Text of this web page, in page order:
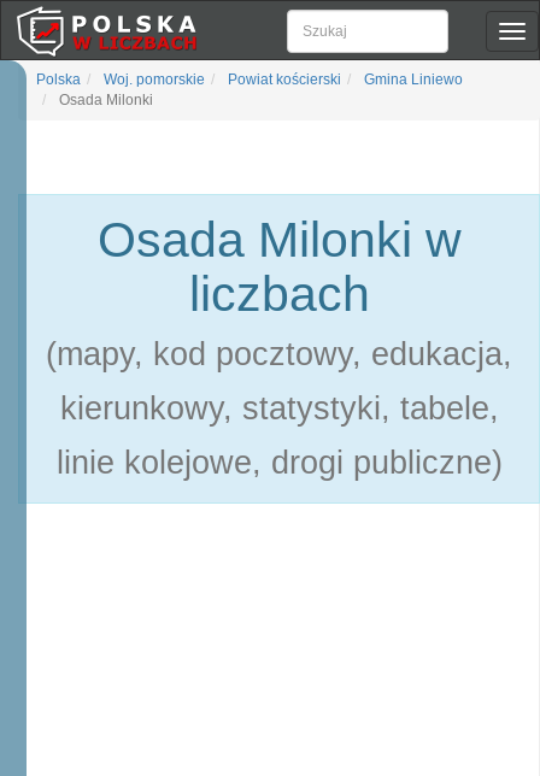
Polska Woj. pomorskie Powiat kościerski
Gmina Liniewo
Osada Milonki
Osada Milonki w
liczbach
(mapy, kod pocztowy, edukacja,
kierunkowy, statystyki, tabele,
linie kolejowe, drogi publiczne)